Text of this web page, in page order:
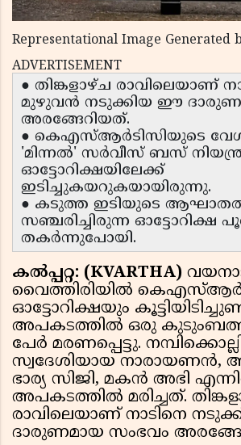
Representational Image Generated
ADVERTISEMENT
● തിങ്കളാഴ്ച രാവിലെയാണ്
മുഴുവൻ നടുക്കിയ ഈ
അരങ്ങേറിയത്.
● കെഎസ്ആർടിസിയുടെ
'മിന്നൽ' സർവീസ് ബസ്
ഓട്ടോറിക്ഷയിലേക്ക്
ഇടിച്ചുകയറുകയായിരുന്നു.
● കടുത്ത ഇടിയുടെ
സഞ്ചരിച്ചിരുന്ന ഓട്ടോറിക്ഷ
തകർന്നുപോയി.
കൽപ്പറ്റ: (KVARTHA)
വൈത്തിരിയിൽ
ഓട്ടോറിക്ഷയും
അപകടത്തിൽ ഒരു
പേർ മരണപ്പെട്ടു.
സ്വദേശിയായ നാരായണൻ,
ഭാര്യ സിജി, മകൻ അഭി
അപകടത്തിൽ മരിച്ചത്.
രാവിലെയാണ് നാടിനെ
ദാരുണമായ സംഭവം